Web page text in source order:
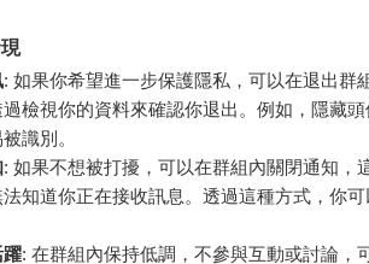
: 如果你希望進一步保護隱私，可以在退出群
檢視你的資料來確認你退出。例如，隱藏
識別。
: 如果不想被打擾，可以在群組內關閉通知，
知道你正在接收訊息。透過這種方式，你
躍: 在群組內保持低調，不參與互動或討論，